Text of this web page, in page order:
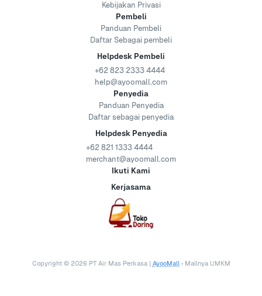
Kebijakan Privasi
Pembeli
Panduan Pembeli
Daftar Sebagai pembeli
Helpdesk Pembeli
+62 823 2333 4444
help@ayoomall.com
Penyedia
Panduan Penyedia
Daftar sebagai penyedia
Helpdesk Penyedia
+62 821 1333 4444
merchant@ayoomall.com
Ikuti Kami
Kerjasama
Copyright © 2026 PT Air Mas Perkasa | AyooMall • Mallnya UMKM